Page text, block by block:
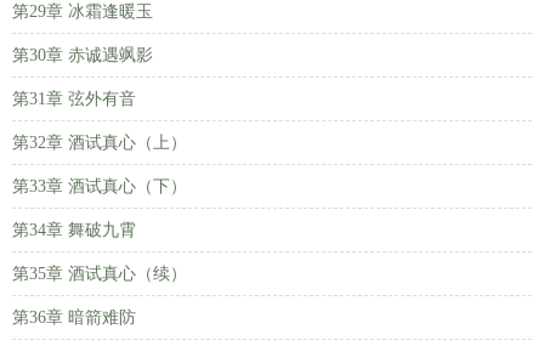
第29章 冰霜逢暖玉
第30章 赤诚遇飒影
第31章 弦外有音
第32章 酒试真心（上）
第33章 酒试真心（下）
第34章 舞破九霄
第35章 酒试真心（续）
第36章 暗箭难防